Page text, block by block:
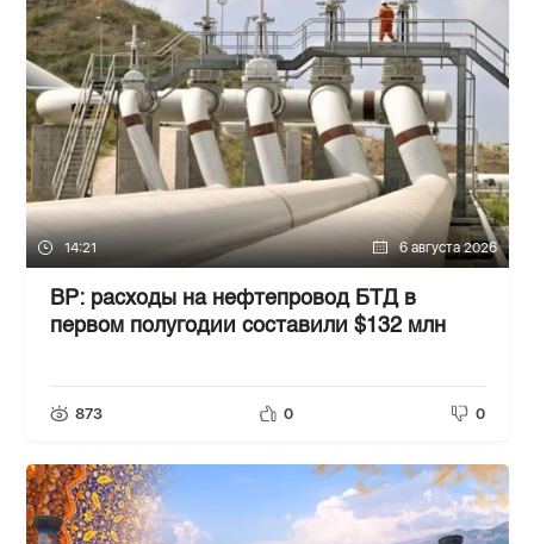
14:21 6 августа 2026
BP: расходы на нефтепровод БТД в
первом полугодии составили $132 млн
873 0 0